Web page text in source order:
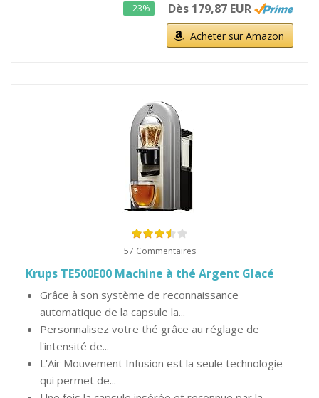
- 23% Dès 179,87 EUR
Acheter sur Amazon
57 Commentaires
Krups TE500E00 Machine à thé Argent Glacé
Grâce à son système de reconnaissance
automatique de la capsule la...
Personnalisez votre thé grâce au réglage de
l'intensité de...
L'Air Mouvement Infusion est la seule technologie
qui permet de...